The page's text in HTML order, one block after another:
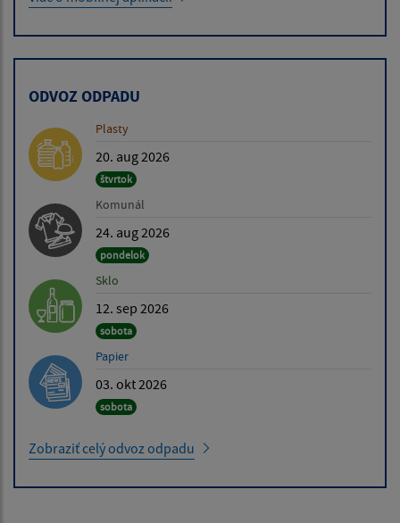
ODVOZ ODPADU
Plasty
20. aug 2026
štvrtok
Komunál
24. aug 2026
pondelok
Sklo
12. sep 2026
sobota
Papier
03. okt 2026
sobota
Zobraziť celý odvoz odpadu